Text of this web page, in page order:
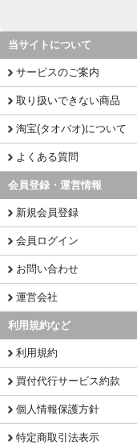
当サイトについて
サービスのご案内
取り扱いできない商品
淘宝(タオバオ)について
よくある質問
会員登録・運営情報
新規会員登録
会員ログイン
お問い合わせ
運営会社
利用規約など
利用規約
買付代行サービス約款
個人情報保護方針
特定商取引法表示